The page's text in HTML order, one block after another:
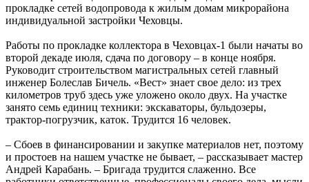
прокладке сетей водопровода к жилым домам микрорайона
индивидуальной застройки Чеховцы.
Работы по прокладке коллектора в Чеховцах-1 были начаты во
второй декаде июля, сдача по договору – в конце ноября.
Руководит строительством магистральных сетей главный
инженер Болеслав Бичель. «Вест» знает свое дело: из трех
километров труб здесь уже уложено около двух. На участке
занято семь единиц техники: экскаваторы, бульдозеры,
трактор-погрузчик, каток. Трудится 16 человек.
– Сбоев в финансировании и закупке материалов нет, поэтому
и простоев на нашем участке не бывает, – рассказывает мастер
Андрей Карабань. – Бригада трудится слаженно. Все